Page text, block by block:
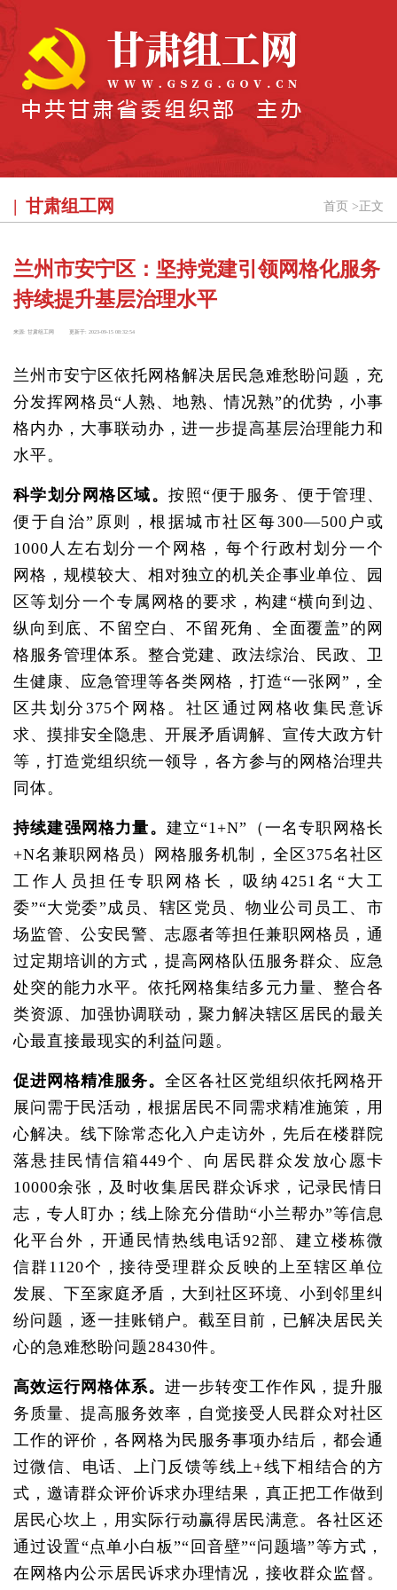
甘肃组工网 首页 > 正文
兰州市安宁区：坚持党建引领网格化服务
持续提升基层治理水平
来源: 甘肃组工网 更新于: 2023-09-15 08:32:54
兰州市安宁区依托网格解决居民急难愁盼问题，充
分发挥网格员“人熟、地熟、情况熟”的优势，小事
格内办，大事联动办，进一步提高基层治理能力和
水平。
科学划分网格区域。按照“便于服务、便于管理、
便于自治”原则，根据城市社区每300—500户或
1000人左右划分一个网格，每个行政村划分一个
网格，规模较大、相对独立的机关企事业单位、园
区等划分一个专属网格的要求，构建“横向到边、
纵向到底、不留空白、不留死角、全面覆盖”的网
格服务管理体系。整合党建、政法综治、民政、卫
生健康、应急管理等各类网格，打造“一张网”，全
区共划分375个网格。社区通过网格收集民意诉
求、摸排安全隐患、开展矛盾调解、宣传大政方针
等，打造党组织统一领导，各方参与的网格治理共
同体。
持续建强网格力量。 建立“1+N”（一名专职网格长
+N名兼职网格员）网格服务机制，全区375名社区
工作人员担任专职网格长，吸纳4251名“大工
委”“大党委”成员、辖区党员、物业公司员工、市
场监管、公安民警、志愿者等担任兼职网格员，通
过定期培训的方式，提高网格队伍服务群众、应急
处突的能力水平。依托网格集结多元力量、整合各
类资源、加强协调联动，聚力解决辖区居民的最关
心最直接最现实的利益问题。
促进网格精准服务。 全区各社区党组织依托网格开
展问需于民活动，根据居民不同需求精准施策，用
心解决。线下除常态化入户走访外，先后在楼群院
落悬挂民情信箱449个、向居民群众发放心愿卡
10000余张，及时收集居民群众诉求，记录民情日
志，专人盯办；线上除充分借助“小兰帮办”等信息
化平台外，开通民情热线电话92部、建立楼栋微
信群1120个，接待受理群众反映的上至辖区单位
发展、下至家庭矛盾，大到社区环境、小到邻里纠
纷问题，逐一挂账销户。截至目前，已解决居民关
心的急难愁盼问题28430件。
高效运行网格体系。 进一步转变工作作风，提升服
务质量、提高服务效率，自觉接受人民群众对社区
工作的评价，各网格为民服务事项办结后，都会通
过微信、电话、上门反馈等线上+线下相结合的方
式，邀请群众评价诉求办理结果，真正把工作做到
居民心坎上，用实际行动赢得居民满意。各社区还
通过设置“点单小白板”“回音壁”“问题墙”等方式，
在网格内公示居民诉求办理情况，接收群众监督。